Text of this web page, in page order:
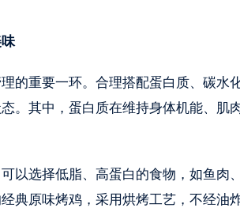
的重要一环。合理搭配蛋白质、碳水
。其中，蛋白质在维持身体机能、肌
以选择低脂、高蛋白的食物，如鱼肉
典原味烤鸡，采用烘烤工艺，不经油